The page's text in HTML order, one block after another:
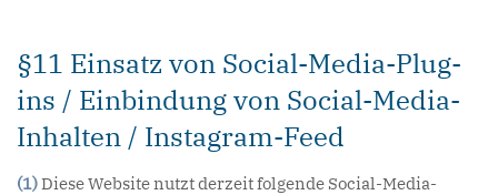
§11 Einsatz von Social-Media-Plug-
ins / Einbindung von Social-Media-
Inhalten / Instagram-Feed
(1)Diese Website nutzt derzeit folgende Social-Media-